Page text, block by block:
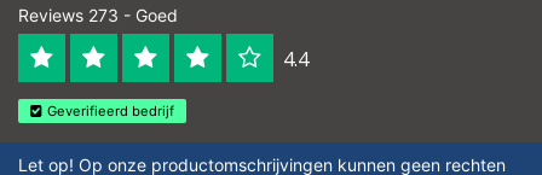
Reviews 273 - Goed
4.4
Geverifieerd bedrijf
Let op! Op onze productomschrijvingen kunnen geen rechten